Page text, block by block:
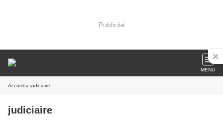
Publicité
MENU
Accueil » judiciaire
judiciaire